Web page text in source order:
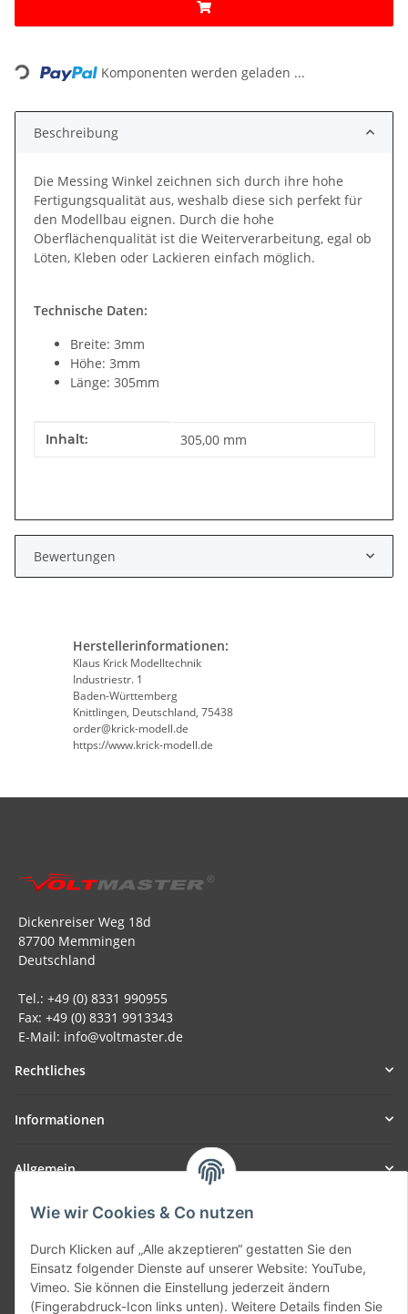
Wie wir Cookies & Co nutzen
Durch Klicken auf „Alle akzeptieren“ gestatten Sie den
Einsatz folgender Dienste auf unserer Website: YouTube,
Vimeo. Sie können die Einstellung jederzeit ändern
(Fingerabdruck-Icon links unten). Weitere Details finden Sie
Komponenten werden geladen ...
Beschreibung
Die Messing Winkel zeichnen sich durch ihre hohe
Fertigungsqualität aus, weshalb diese sich perfekt für
den Modellbau eignen. Durch die hohe
Oberflächenqualität ist die Weiterverarbeitung, egal ob
Löten, Kleben oder Lackieren einfach möglich.
Technische Daten:
Breite: 3mm
Höhe: 3mm
Länge: 305mm
Produkteigenschaft
Wert
Inhalt: 305,00 mm
Bewertungen
Herstellerinformationen:
Klaus Krick Modelltechnik
Industriestr. 1
Baden-Württemberg
Knittlingen, Deutschland, 75438
order@krick-modell.de
https://www.krick-modell.de
Dickenreiser Weg 18d
87700 Memmingen
Deutschland
Tel.: +49 (0) 8331 990955
Fax: +49 (0) 8331 9913343
E-Mail: info@voltmaster.de
Rechtliches
Informationen
Allgemein
Teil unseres Netzwerks:
Vertrag widerrufen